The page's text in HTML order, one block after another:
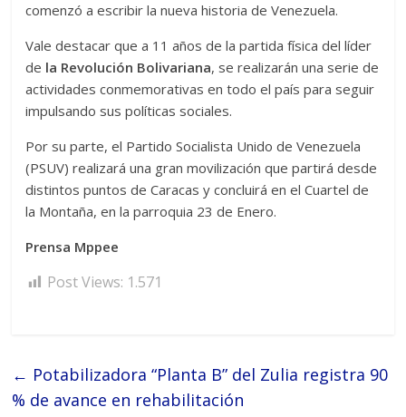
comenzó a escribir la nueva historia de Venezuela.
Vale destacar que a 11 años de la partida física del líder
de la Revolución Bolivariana, se realizarán una serie de
actividades conmemorativas en todo el país para seguir
impulsando sus políticas sociales.
Por su parte, el Partido Socialista Unido de Venezuela
(PSUV) realizará una gran movilización que partirá desde
distintos puntos de Caracas y concluirá en el Cuartel de
la Montaña, en la parroquia 23 de Enero.
Prensa Mppee
Post Views: 1.571
← Potabilizadora “Planta B” del Zulia registra 90
% de avance en rehabilitación